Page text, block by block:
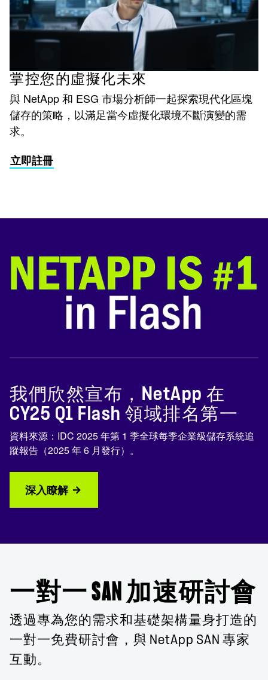
掌控您的虛擬化未來
與 NetApp 和 ESG 市場分析師一起探索現代化區塊
儲存的策略，以滿足當今虛擬化環境不斷演變的需
求。
立即註冊
我們欣然宣布，NetApp 在
CY25 Q1 Flash 領域排名第一
資料來源：IDC 2025 年第 1 季全球每季企業級儲存系統追
蹤報告（2025 年 6 月發行）。
深入瞭解
一對一 SAN 加速研討會
透過專為您的需求和基礎架構量身打造的
一對一免費研討會，與 NetApp SAN 專家
互動。